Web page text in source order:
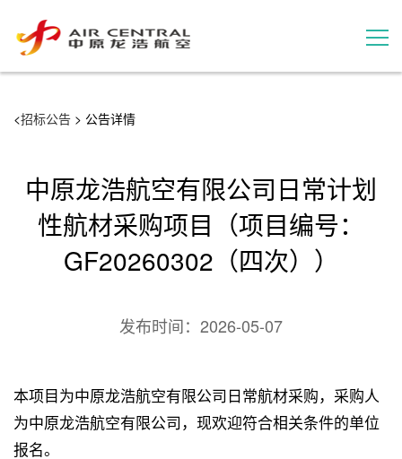
用户案例
联系我们
<招标公告 > 公告详情
中原龙浩航空有限公司日常计划
性航材采购项目（项目编号：
GF20260302（四次））
发布时间： 2026-05-07
本项目为中原龙浩航空有限公司日常航材采购，采购人
为中原龙浩航空有限公司，现欢迎符合相关条件的单位
报名。